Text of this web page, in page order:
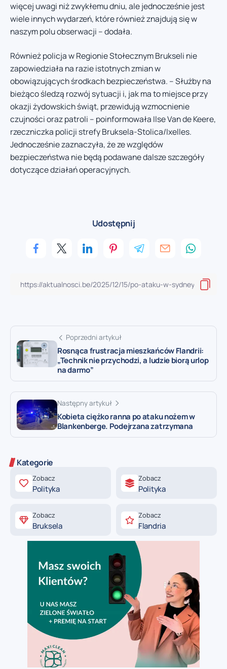
więcej uwagi niż zwykłemu dniu, ale jednocześnie jest
wiele innych wydarzeń, które również znajdują się w
naszym polu obserwacji – dodała.
Również policja w Regionie Stołecznym Brukseli nie
zapowiedziała na razie istotnych zmian w
obowiązujących środkach bezpieczeństwa. – Służby na
bieżąco śledzą rozwój sytuacji i, jak ma to miejsce przy
okazji żydowskich świąt, przewidują wzmocnienie
czujności oraz patroli – poinformowała Ilse Van de Keere,
rzeczniczka policji strefy Bruksela-Stolica/Ixelles.
Jednocześnie zaznaczyła, że ze względów
bezpieczeństwa nie będą podawane dalsze szczegóły
dotyczące działań operacyjnych.
Udostępnij
Poprzedni artykuł
Rosnąca frustracja mieszkańców Flandrii:
„Technik nie przychodzi, a ludzie biorą urlop
na darmo”
Następny artykuł
Kobieta ciężko ranna po ataku nożem w
Blankenberge. Podejrzana zatrzymana
Kategorie
Zobacz
Polityka
Zobacz
Polityka
Zobacz
Bruksela
Zobacz
Flandria